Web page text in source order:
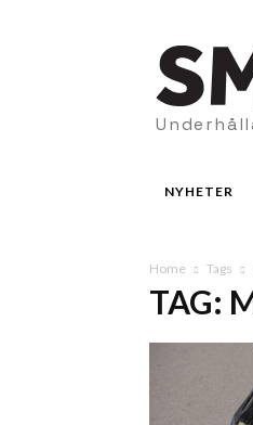
NYHETER
Home Tags
TAG: